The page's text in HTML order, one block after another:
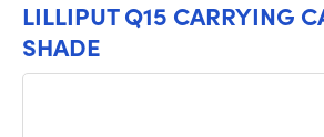
LILLIPUT Q15 CARRYING
SHADE